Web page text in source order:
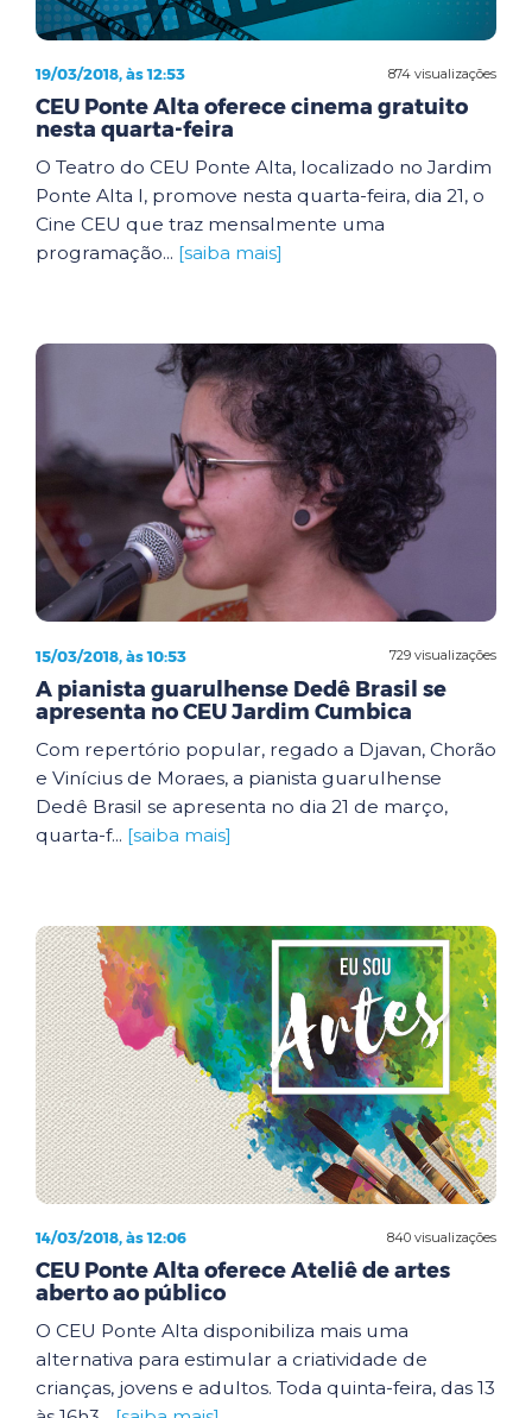
874 visualizações
19/03/2018, às 12:53
CEU Ponte Alta oferece cinema gratuito
nesta quarta-feira
O Teatro do CEU Ponte Alta, localizado no Jardim
Ponte Alta I, promove nesta quarta-feira, dia 21, o
Cine CEU que traz mensalmente uma
programação... [saiba mais]
729 visualizações
15/03/2018, às 10:53
A pianista guarulhense Dedê Brasil se
apresenta no CEU Jardim Cumbica
Com repertório popular, regado a Djavan, Chorão
e Vinícius de Moraes, a pianista guarulhense
Dedê Brasil se apresenta no dia 21 de março,
quarta-f... [saiba mais]
840 visualizações
14/03/2018, às 12:06
CEU Ponte Alta oferece Ateliê de artes
aberto ao público
O CEU Ponte Alta disponibiliza mais uma
alternativa para estimular a criatividade de
crianças, jovens e adultos. Toda quinta-feira, das 13